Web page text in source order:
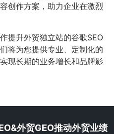
创作方案，助力企业在激烈
提升外贸独立站的谷歌SEO
将为您提供专业、定制化的
现长期的业务增长和品牌影
外贸GEO推动外贸业绩